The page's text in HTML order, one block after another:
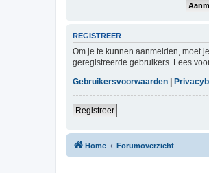
REGISTREER
Om je te kunnen aanmelden, moet
geregistreerde gebruikers. Lees
Gebruikersvoorwaarden
Registreer
Home Forumoverzicht